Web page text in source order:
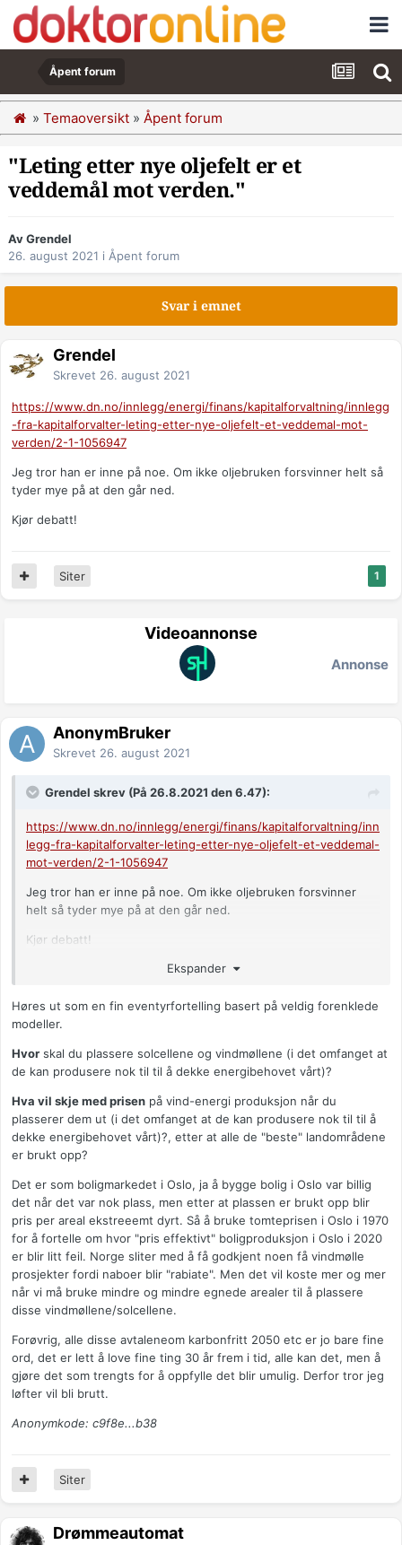
Åpent forum
» Temaoversikt » Åpent forum
"Leting etter nye oljefelt er et
veddemål mot verden."
Av Grendel
26. august 2021 i Åpent forum
Svar i emnet
Grendel
Skrevet 26. august 2021
https://www.dn.no/innlegg/energi/finans/kapitalforvaltning/innlegg
-fra-kapitalforvalter-leting-etter-nye-oljefelt-et-veddemal-mot-
verden/2-1-1056947
Jeg tror han er inne på noe. Om ikke oljebruken forsvinner helt så
tyder mye på at den går ned.
Kjør debatt!
1
Siter
Videoannonse
Annonse
AnonymBruker
Skrevet 26. august 2021
Grendel skrev (På 26.8.2021 den 6.47):
https://www.dn.no/innlegg/energi/finans/kapitalforvaltning/inn
legg-fra-kapitalforvalter-leting-etter-nye-oljefelt-et-veddemal-
mot-verden/2-1-1056947
Jeg tror han er inne på noe. Om ikke oljebruken forsvinner
helt så tyder mye på at den går ned.
Kjør debatt!
Ekspander
Høres ut som en fin eventyrfortelling basert på veldig forenklede
modeller.
Hvor skal du plassere solcellene og vindmøllene (i det omfanget at
de kan produsere nok til til å dekke energibehovet vårt)?
Hva vil skje med prisen på vind-energi produksjon når du
plasserer dem ut (i det omfanget at de kan produsere nok til til å
dekke energibehovet vårt)?, etter at alle de "beste" landområdene
er brukt opp?
Det er som boligmarkedet i Oslo, ja å bygge bolig i Oslo var billig
det når det var nok plass, men etter at plassen er brukt opp blir
pris per areal ekstreeemt dyrt. Så å bruke tomteprisen i Oslo i 1970
for å fortelle om hvor "pris effektivt" boligproduksjon i Oslo i 2020
er blir litt feil. Norge sliter med å få godkjent noen få vindmølle
prosjekter fordi naboer blir "rabiate". Men det vil koste mer og mer
når vi må bruke mindre og mindre egnede arealer til å plassere
disse vindmøllene/solcellene.
Forøvrig, alle disse avtaleneom karbonfritt 2050 etc er jo bare fine
ord, det er lett å love fine ting 30 år frem i tid, alle kan det, men å
gjøre det som trengts for å oppfylle det blir umulig. Derfor tror jeg
løfter vil bli brutt.
Anonymkode: c9f8e...b38
Siter
Drømmeautomat